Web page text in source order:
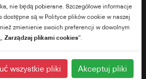
nie będą pobierane. Szczegółowe informacje
dostępne są w Polityce plików cookie w naszej
zmienienie swoich preferencji w dowolnym
Zarządzaj plikami cookies".
wszystkie pliki Akceptuj pliki